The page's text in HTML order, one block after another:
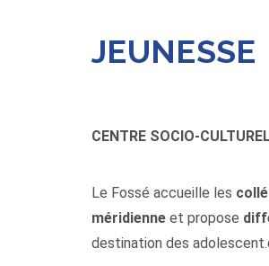
JEUNESSE
CENTRE SOCIO-
Le Fossé accueille les
méridienne et propose
destination des